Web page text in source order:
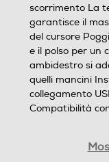
scorrimento La
garantisce il
del cursore
e il polso per un
ambidestro si
quelli mancini
collegamento
Compatibilità